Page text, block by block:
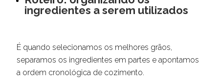
ingredientes a serem utilizados
É quando selecionamos os melhores grãos,
separamos os ingredientes em partes e apontamos
a ordem cronológica de cozimento.